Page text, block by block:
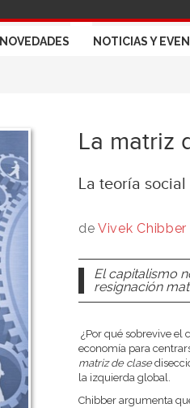
NOVEDADES NOTICIAS Y
La matriz
La teoría
deVivek Chibber
El capitalismo
resignación
¿Por qué sobrevive el
economía para
matriz de clase
la izquierda global.
Chibber argumenta